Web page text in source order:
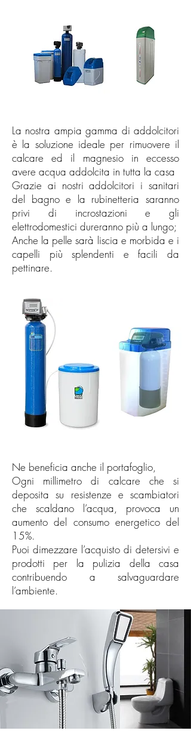
La nostra ampia gamma di addolcitori
è la soluzione ideale per rimuovere il
calcare ed il magnesio in eccesso
avere acqua addolcita in tutta la casa
Grazie ai nostri addolcitori i sanitari
del bagno e la rubinetteria saranno
privi di incrostazioni e gli
elettrodomestici dureranno più a lungo;
Anche la pelle sarà liscia e morbida e i
capelli più splendenti e facili da
pettinare.
Ne beneficia anche il portafoglio,
Ogni millimetro di calcare che si
deposita su resistenze e scambiatori
che scaldano l’acqua, provoca un
aumento del consumo energetico del
15%.
Puoi dimezzare l’acquisto di detersivi e
prodotti per la pulizia della casa
contribuendo a salvaguardare
l’ambiente.